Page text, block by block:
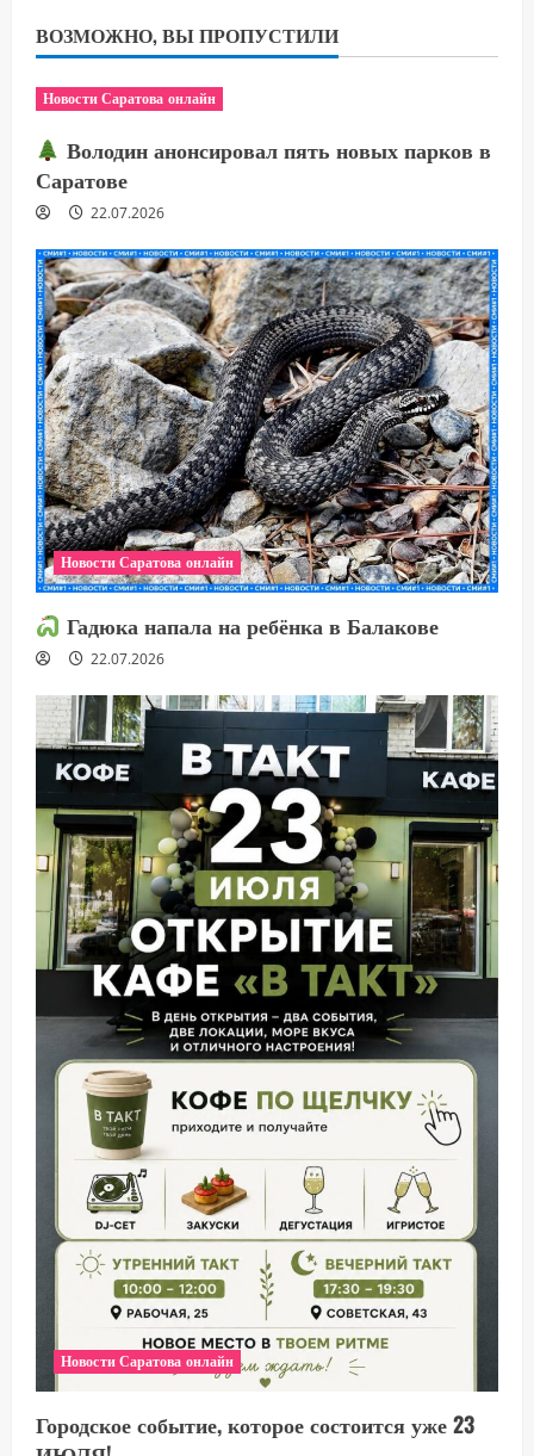
ВОЗМОЖНО, ВЫ ПРОПУСТИЛИ
Новости Саратова онлайн
Володин анонсировал пять новых парков в
Саратове
22.07.2026
Новости Саратова онлайн
Гадюка напала на ребёнка в Балакове
22.07.2026
Новости Саратова онлайн
Городское событие, которое состоится уже 23